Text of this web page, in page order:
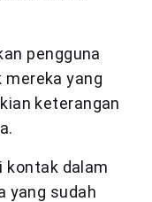
pengguna
yang
keterangan
kontak dalam
yang sudah